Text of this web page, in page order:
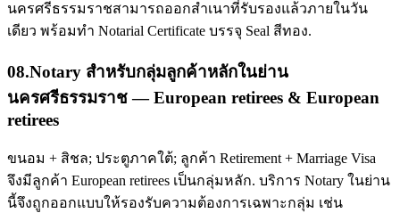
นครศรีธรรมราชสามารถออกสำเนาที่รับรองแล้วภายในวัน
เดียว พร้อมทำ Notarial Certificate บรรจุ Seal สีทอง.
08.Notary สำหรับกลุ่มลูกค้าหลักในย่าน
นครศรีธรรมราช — European retirees & European
retirees
ขนอม + สิชล; ประตูภาคใต้; ลูกค้า Retirement + Marriage Visa
จึงมีลูกค้า European retirees เป็นกลุ่มหลัก. บริการ Notary ในย่าน
นี้จึงถูกออกแบบให้รองรับความต้องการเฉพาะกลุ่ม เช่น